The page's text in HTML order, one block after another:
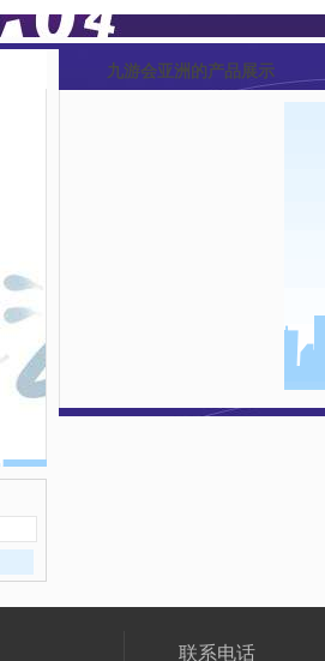
九游会亚洲的产品展示
联系电话